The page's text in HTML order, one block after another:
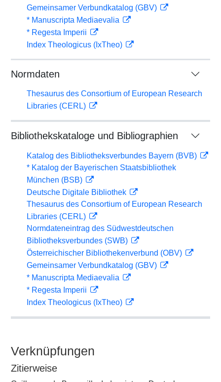
Gemeinsamer Verbundkatalog (GBV)
* Manuscripta Mediaevalia
* Regesta Imperii
Index Theologicus (IxTheo)
Normdaten
Thesaurus des Consortium of European Research
Libraries (CERL)
Bibliothekskataloge und Bibliographien
Katalog des Bibliotheksverbundes Bayern (BVB)
* Katalog der Bayerischen Staatsbibliothek
München (BSB)
Deutsche Digitale Bibliothek
Thesaurus des Consortium of European Research
Libraries (CERL)
Normdateneintrag des Südwestdeutschen
Bibliotheksverbundes (SWB)
Österreichischer Bibliothekenverbund (OBV)
Gemeinsamer Verbundkatalog (GBV)
* Manuscripta Mediaevalia
* Regesta Imperii
Index Theologicus (IxTheo)
Verknüpfungen
Zitierweise